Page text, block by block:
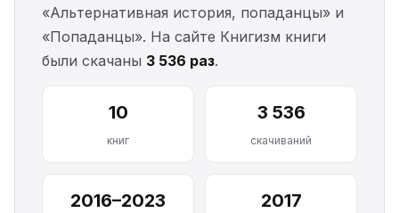
«Альтернативная история, попаданцы» и
«Попаданцы». На сайте Книгизм книги
были скачаны 3 536 раз.
10
книг
3 536
скачиваний
2016–2023 2017